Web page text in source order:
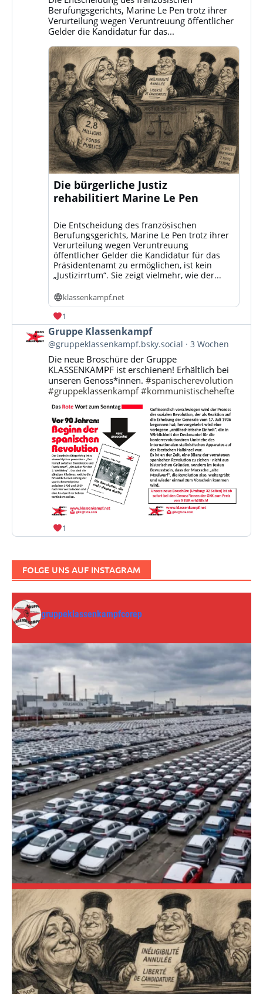
ansehenBerufungsgerichts, Marine Le Pen trotz ihrer
Verurteilung wegen Veruntreuung öffentlicher
Gelder die Kandidatur für das...
Die bürgerliche Justiz
rehabilitiert Marine Le Pen
Die Entscheidung des französischen
Berufungsgerichts, Marine Le Pen trotz ihrer
Verurteilung wegen Veruntreuung
öffentlicher Gelder die Kandidatur für das
Präsidentenamt zu ermöglichen, ist kein
„Justizirrtum“. Sie zeigt vielmehr, wie der...
klassenkampf.net
1
Beitrag
von
Gruppe
Klassenkampf
Bluesky
ansehen
Gruppe Klassenkampf
@gruppeklassenkampf.bsky.social 3 Wochen
Die neue Broschüre der Gruppe
KLASSENKAMPF ist erschienen! Erhältlich bei
unseren Genoss*innen.#spanischerevolution
#gruppeklassenkampf #kommunistischehefte
1
FOLGE UNS AUF INSTAGRAM
gruppeklassenkampfcorep